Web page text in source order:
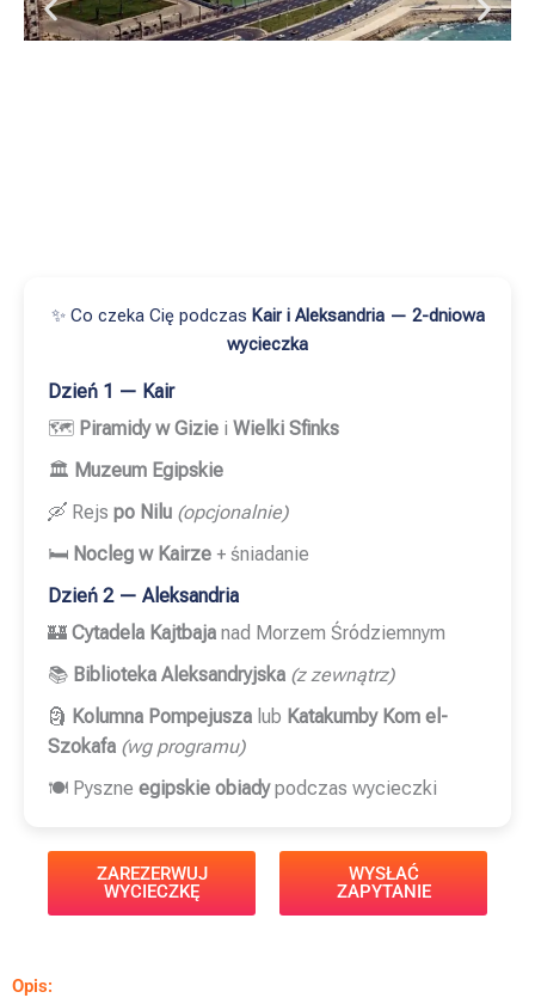
✨ Co czeka Cię podczas Kair i Aleksandria — 2-dniowa
wycieczka
Dzień 1 — Kair
🗺️ Piramidy w Gizie i Wielki Sfinks
🏛️ Muzeum Egipskie
🛶 Rejs po Nilu (opcjonalnie)
🛏️ Nocleg w Kairze + śniadanie
Dzień 2 — Aleksandria
🏰 Cytadela Kajtbaja nad Morzem Śródziemnym
📚 Biblioteka Aleksandryjska (z zewnątrz)
🗿 Kolumna Pompejusza lub Katakumby Kom el-
Szokafa (wg programu)
🍽️ Pyszne egipskie obiadypodczas wycieczki
ZAREZERWUJ
WYCIECZKĘ
WYSŁAĆ
ZAPYTANIE
Opis: